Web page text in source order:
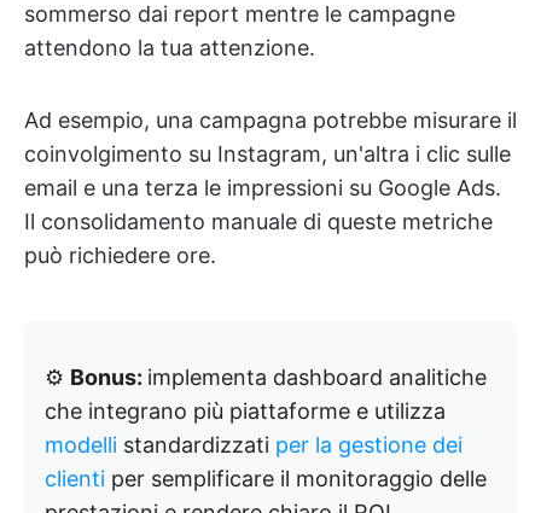
sommerso dai report mentre le campagne
attendono la tua attenzione.
Ad esempio, una campagna potrebbe misurare il
coinvolgimento su Instagram, un'altra i clic sulle
email e una terza le impressioni su Google Ads.
Il consolidamento manuale di queste metriche
può richiedere ore.
⚙️ Bonus: implementa dashboard analitiche
che integrano più piattaforme e utilizza
modelli standardizzati per la gestione dei
clienti per semplificare il monitoraggio delle